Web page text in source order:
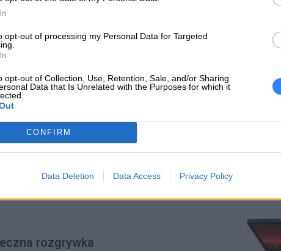
opt-out of processing my Personal Data for Targeted
opt-out of Collection, Use, Retention, Sale, and/or Sharing
Data that Is Unrelated with the Purposes for which it
CONFIRM
Data Deletion Data Access Privacy Policy
Szybkość
wydajności,
rozgrywka